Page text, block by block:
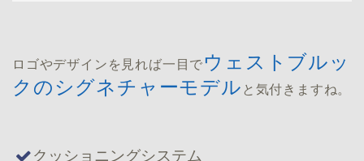
ロゴやデザインを見れば一目でウェストブルッ
クのシグネチャーモデル と気付きますね。
クッショニングシステム